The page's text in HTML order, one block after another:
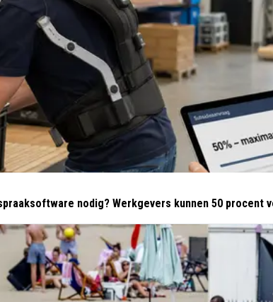
nodig? Werkgevers kunnen 50 procent